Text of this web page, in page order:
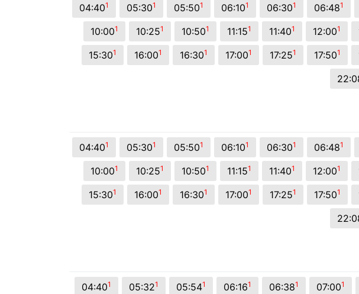
04:401 05:301 05:501 06:101 06:301 06:481
10:001 10:251 10:501 11:151 11:401 12:001
15:301 16:001 16:301 17:001 17:251 17:501
04:401 05:301 05:501 06:101 06:301 06:481
10:001 10:251 10:501 11:151 11:401 12:001
15:301 16:001 16:301 17:001 17:251 17:501
04:401 05:321 05:541 06:161 06:381 07:001